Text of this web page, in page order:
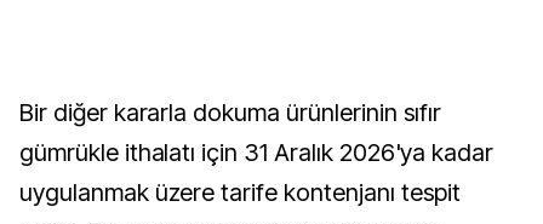
Bir diğer kararla dokuma ürünlerinin sıfır
gümrükle ithalatı için 31 Aralık 2026'ya kadar
uygulanmak üzere tarife kontenjanı tespit